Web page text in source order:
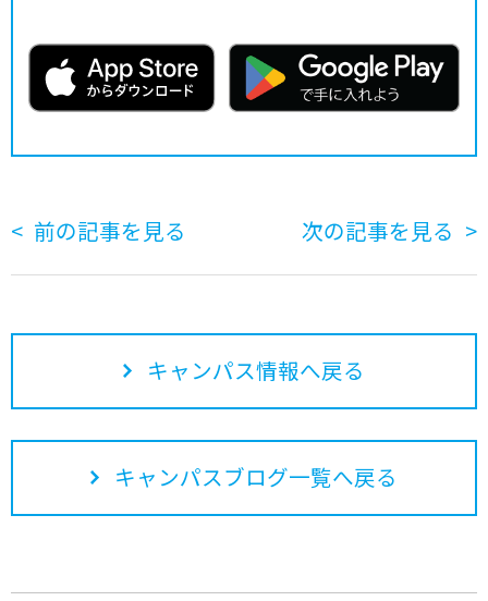
前の記事を見る 次の記事を見る
キャンパス情報へ戻る
キャンパスブログ一覧へ戻る